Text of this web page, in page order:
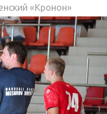
«Кронон»